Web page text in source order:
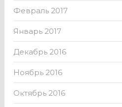
Февраль 2017
Январь 2017
Декабрь 2016
Ноябрь 2016
Октябрь 2016